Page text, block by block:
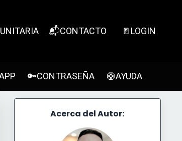
📬CONTACTO 🚪LOGIN
🔑CONTRASEÑA 🛟AYUDA
Acerca del Autor: